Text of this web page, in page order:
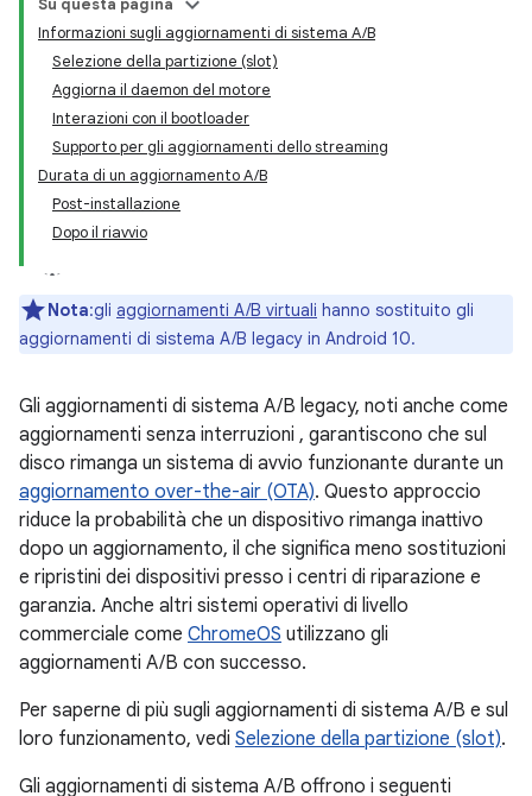
Su questa pagina
Informazioni sugli aggiornamenti di sistema A/B
Selezione della partizione (slot)
Aggiorna il daemon del motore
Interazioni con il bootloader
Supporto per gli aggiornamenti dello streaming
Durata di un aggiornamento A/B
Post-installazione
Dopo il riavvio
Nota:gli aggiornamenti A/B virtuali hanno sostituito gli
aggiornamenti di sistema A/B legacy in Android 10.
Gli aggiornamenti di sistema A/B legacy, noti anche come
aggiornamenti senza interruzioni , garantiscono che sul
disco rimanga un sistema di avvio funzionante durante un
aggiornamento over-the-air (OTA). Questo approccio
riduce la probabilità che un dispositivo rimanga inattivo
dopo un aggiornamento, il che significa meno sostituzioni
e ripristini dei dispositivi presso i centri di riparazione e
garanzia. Anche altri sistemi operativi di livello
commerciale come ChromeOS utilizzano gli
aggiornamenti A/B con successo.
Per saperne di più sugli aggiornamenti di sistema A/B e sul
loro funzionamento, vedi Selezione della partizione (slot).
Gli aggiornamenti di sistema A/B offrono i seguenti